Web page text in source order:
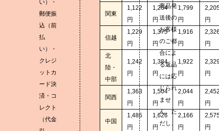
い）・
郵便振
込（前
払
い）・
クレジ
ットカ
ード決
済・コ
レクト
（代金
関東
1,122
円
1,264
円
1,799
円
円
信越
1,229
円
1,375
円
1,916
円
円
北
陸・
中部
1,242
円
1,384
円
1,922
円
円
関西
1,363
円
1,504
円
2,044
円
円
中国
1,485
円
1,626
円
2,166
円
円
商品発
送後の
お客様
のご都
合によ
る返品
には応
じられ
ませ
ん。た
だし、